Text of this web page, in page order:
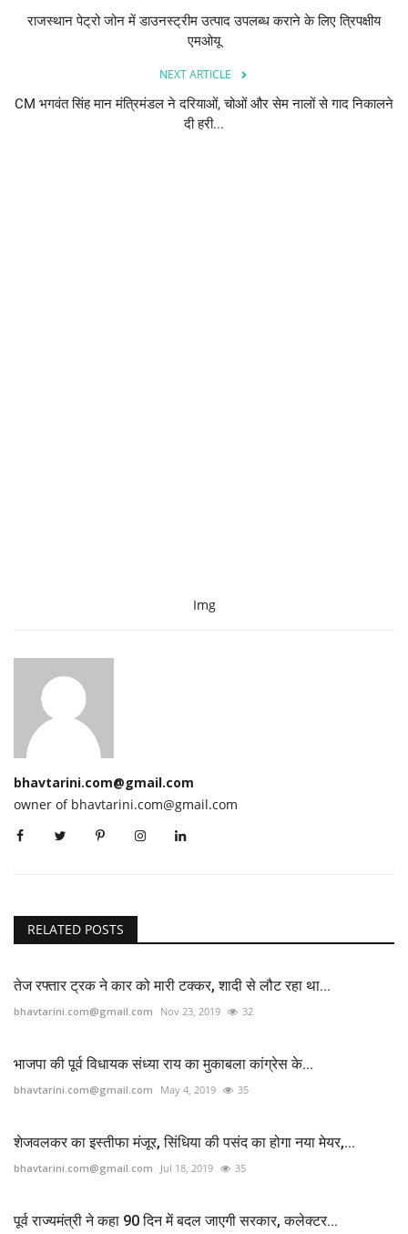
राजस्थान पेट्रो जोन में डाउनस्ट्रीम उत्पाद उपलब्ध कराने के लिए त्रिपक्षीय
एमओयू
NEXT ARTICLE
CM भगवंत सिंह मान मंत्रिमंडल ने दरियाओं, चोओं और सेम नालों से गाद निकालने
दी हरी...
Img
bhavtarini.com@gmail.com
owner of bhavtarini.com@gmail.com
RELATED POSTS
तेज रफ्तार ट्रक ने कार को मारी टक्कर, शादी से लौट रहा था...
bhavtarini.com@gmail.com Nov 23, 2019 32
भाजपा की पूर्व विधायक संध्या राय का मुकाबला कांग्रेस के...
bhavtarini.com@gmail.com May 4, 2019 35
शेजवलकर का इस्तीफा मंजूर, सिंधिया की पसंद का होगा नया मेयर,...
bhavtarini.com@gmail.com Jul 18, 2019 35
पूर्व राज्यमंत्री ने कहा 90 दिन में बदल जाएगी सरकार, कलेक्टर...